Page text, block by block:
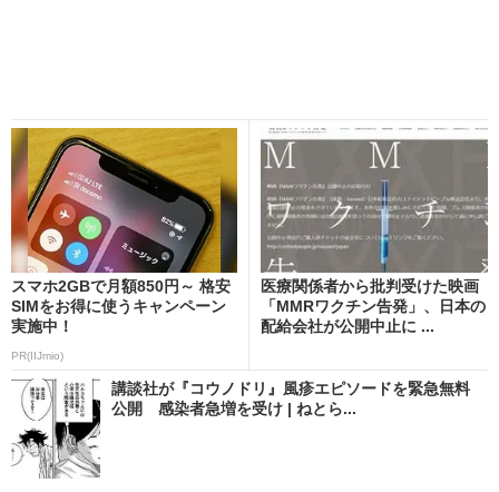
スマホ2GBで月額850円～ 格安
SIMをお得に使うキャンペーン
実施中！
PR(IIJmio)
医療関係者から批判受けた映画
「MMRワクチン告発」、日本の
配給会社が公開中止に ...
講談社が『コウノドリ』風疹エピソードを緊急無料
公開 感染者急増を受け | ねとら...